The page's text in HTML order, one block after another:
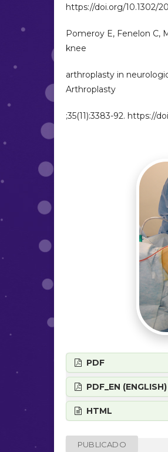
https://doi.org/10.1302/
Pomeroy E, Fenelon C,
knee
arthroplasty in
Arthroplasty
;35(11):3383-92. https://
PDF
PDF_EN (ENGLISH)
HTML
PUBLICADO